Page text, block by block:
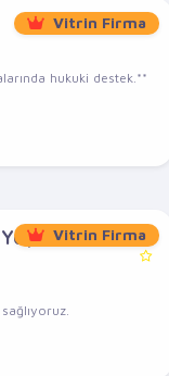
Vitrin Firma
hukuki destek.**
Vitrin Firma